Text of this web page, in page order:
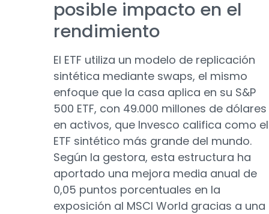
posible impacto en el
rendimiento
El ETF utiliza un modelo de replicación
sintética mediante swaps, el mismo
enfoque que la casa aplica en su S&P
500 ETF, con 49.000 millones de dólares
en activos, que Invesco califica como el
ETF sintético más grande del mundo.
Según la gestora, esta estructura ha
aportado una mejora media anual de
0,05 puntos porcentuales en la
exposición al MSCI World gracias a una